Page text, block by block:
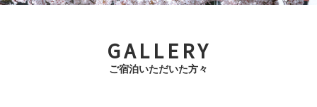
GALLERY
ご宿泊いただいた方々